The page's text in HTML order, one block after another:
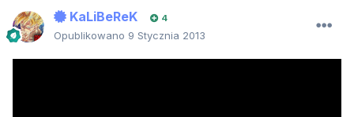
KaLiBeReK 4
Opublikowano 9 Stycznia 2013